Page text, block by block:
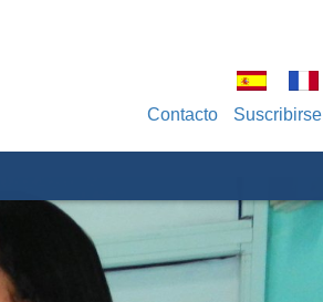
Contacto Suscribirse